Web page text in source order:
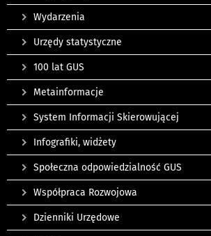
Wydarzenia
Urzędy statystyczne
100 lat GUS
Metainformacje
System Informacji Skierowującej
Infografiki, widżety
Społeczna odpowiedzialność GUS
Współpraca Rozwojowa
Dzienniki Urzędowe